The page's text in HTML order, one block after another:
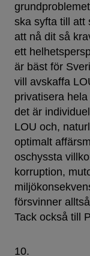
ska syfta till att
att nå dit så
ett
är bäst för
vill avskaffa
privatisera
det är
LOU och,
optimalt
oschyssta
korruption,
försvinner
Tack också till